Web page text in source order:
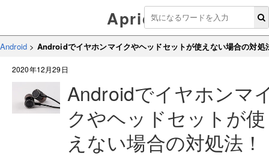
Aprico
Android > Androidでイヤホンマイクやヘッドセットが使えない場合の対処
2020年12月29日
Androidでイヤホンマ
クやヘッドセットが使
えない場合の対処法！